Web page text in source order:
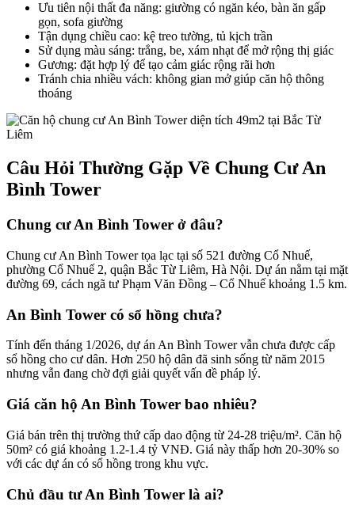
Ưu tiên nội thất đa năng: giường có ngăn kéo, bàn ăn gấp
gọn, sofa giường
Tận dụng chiều cao: kệ treo tường, tủ kịch trần
Sử dụng màu sáng: trắng, be, xám nhạt để mở rộng thị giác
Gương: đặt hợp lý để tạo cảm giác rộng rãi hơn
Tránh chia nhiều vách: không gian mở giúp căn hộ thông
thoáng
Câu Hỏi Thường Gặp Về Chung Cư An
Bình Tower
Chung cư An Bình Tower ở đâu?
Chung cư An Bình Tower tọa lạc tại số 521 đường Cổ Nhuế,
phường Cổ Nhuế 2, quận Bắc Từ Liêm, Hà Nội. Dự án nằm tại mặt
đường 69, cách ngã tư Phạm Văn Đồng – Cổ Nhuế khoảng 1.5 km.
An Bình Tower có sổ hồng chưa?
Tính đến tháng 1/2026, dự án An Bình Tower vẫn chưa được cấp
sổ hồng cho cư dân. Hơn 250 hộ dân đã sinh sống từ năm 2015
nhưng vẫn đang chờ đợi giải quyết vấn đề pháp lý.
Giá căn hộ An Bình Tower bao nhiêu?
Giá bán trên thị trường thứ cấp dao động từ 24-28 triệu/m². Căn hộ
50m² có giá khoảng 1.2-1.4 tỷ VNĐ. Giá này thấp hơn 20-30% so
với các dự án có sổ hồng trong khu vực.
Chủ đầu tư An Bình Tower là ai?